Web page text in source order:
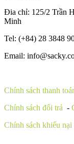
Đia chỉ: 125/2 Trần
Minh
Tel: (+84) 28 3848
Email:
Chính sách thanh
Chính sách đổi trả -
Chính sách khiếu nại